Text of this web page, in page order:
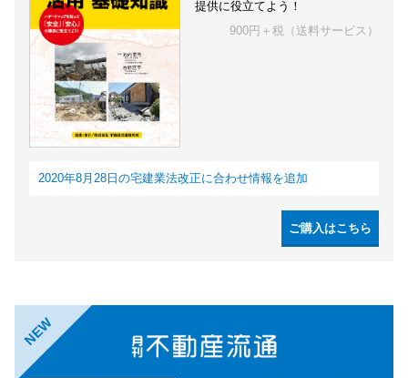
提供に役立てよう！
900円＋税（送料サービス）
2020年8月28日の宅建業法改正に合わせ情報を追加
ご購入はこちら
NEW